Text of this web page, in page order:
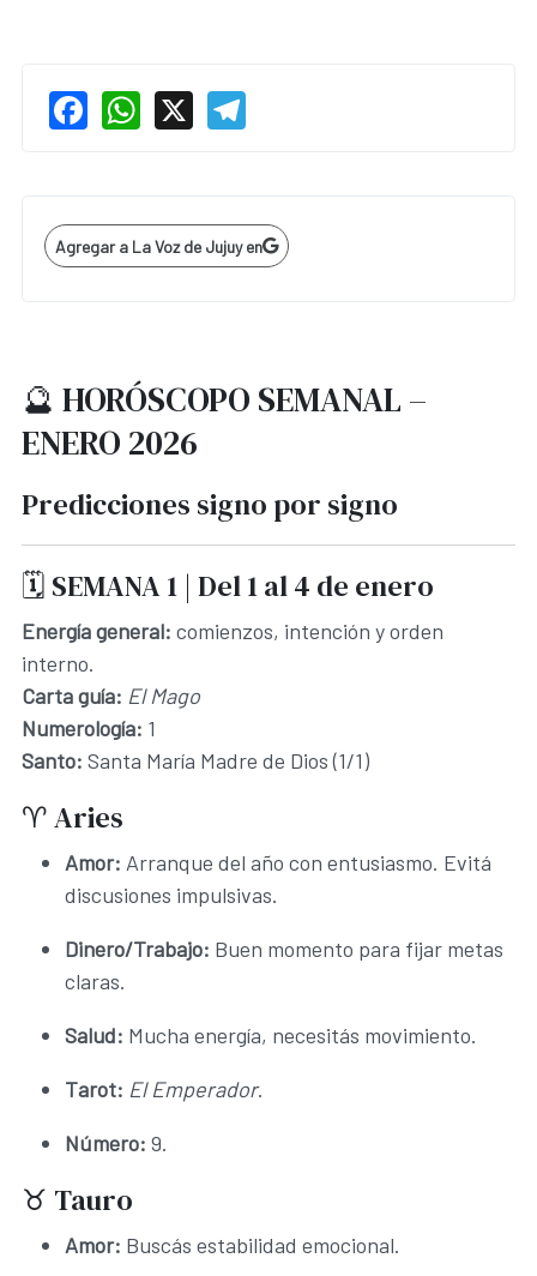
Facebook
WhatsApp
X
Agregar a La Voz de Jujuy en
🔮 HORÓSCOPO SEMANAL –
ENERO 2026
Predicciones signo por signo
🗓️ SEMANA 1 | Del 1 al 4 de enero
Energía general: comienzos, intención y orden
interno.
Carta guía: El Mago
Numerología: 1
Santo: Santa María Madre de Dios (1/1)
♈ Aries
Amor: Arranque del año con entusiasmo. Evitá
discusiones impulsivas.
Dinero/Trabajo: Buen momento para fijar metas
claras.
Salud: Mucha energía, necesitás movimiento.
Tarot: El Emperador.
Número: 9.
♉ Tauro
Amor: Buscás estabilidad emocional.